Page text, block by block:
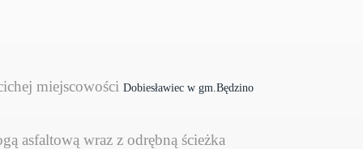
miejscowości Dobiesławiec w gm.Będzino
asfaltową wraz z odrębną ścieżka